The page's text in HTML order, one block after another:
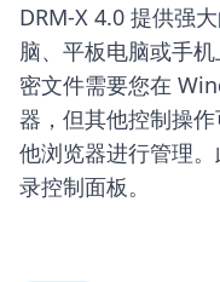
与您的网站集
DRM-X 4.0 加
DRM-X 4.0自
DRM-X 4.0 提供强
脑、平板电脑或手
密文件需要您在
器，但其他控制操
他浏览器进行管理
录控制面板。